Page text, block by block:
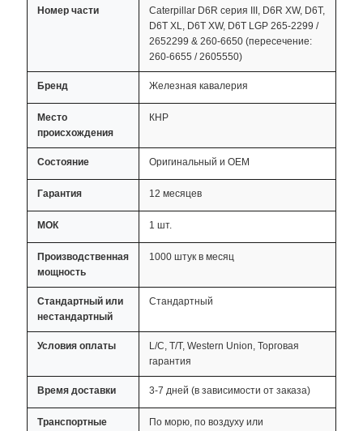
Номер части
Caterpillar D6R серия III, D6R XW, D6T,
D6T XL, D6T XW, D6T LGP 265-2299 /
2652299 & 260-6650 (пересечение:
260-6655 / 2605550)
Бренд Железная кавалерия
Место
происхождения
КНР
Состояние Оригинальный и OEM
Гарантия 12 месяцев
МОК 1 шт.
Производственная
мощность
1000 штук в месяц
Стандартный или
нестандартный
Стандартный
Условия оплаты
L/C, T/T, Western Union, Торговая
гарантия
Время доставки 3-7 дней (в зависимости от заказа)
Транспортные
По морю, по воздуху или